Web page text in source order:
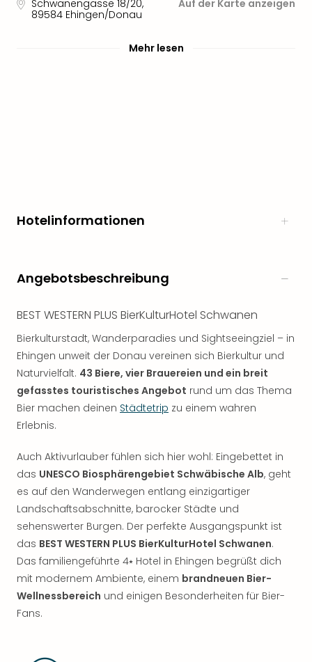
Schwanengasse 18/20,
89584 Ehingen/Donau
Auf der Karte anzeigen
Mehr lesen
Hotelinformationen
Angebotsbeschreibung
BEST WESTERN PLUS BierKulturHotel Schwanen
Bierkulturstadt, Wanderparadies und Sightseeingziel – in
Ehingen unweit der Donau vereinen sich Bierkultur und
Naturvielfalt. 43 Biere, vier Brauereien und ein breit
gefasstes touristisches Angebot rund um das Thema
Bier machen deinen Städtetrip zu einem wahren
Erlebnis.
Auch Aktivurlauber fühlen sich hier wohl: Eingebettet in
das UNESCO Biosphärengebiet Schwäbische Alb, geht
es auf den Wanderwegen entlang einzigartiger
Landschaftsabschnitte, barocker Städte und
sehenswerter Burgen. Der perfekte Ausgangspunkt ist
das BEST WESTERN PLUS BierKulturHotel Schwanen.
Das familiengeführte 4⭑ Hotel in Ehingen begrüßt dich
mit modernem Ambiente, einem brandneuen Bier-
Wellnessbereich und einigen Besonderheiten für Bier-
Fans.